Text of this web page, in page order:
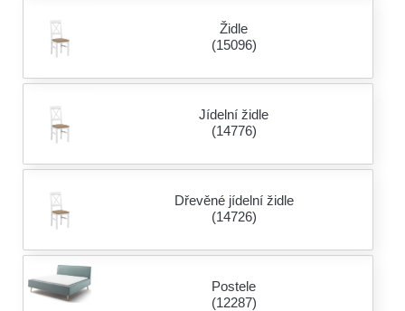
Židle
(15096)
Jídelní židle
(14776)
Dřevěné jídelní židle
(14726)
Postele
(12287)